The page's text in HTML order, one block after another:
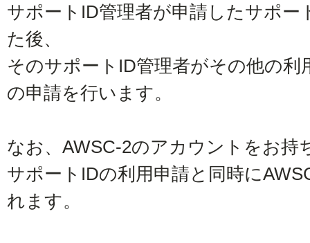
サポートID管理者が申請したサポー
た後、
そのサポートID管理者がその他の利
の申請を行います。
なお、AWSC-2のアカウントをお持
サポートIDの利用申請と同時に
れます。